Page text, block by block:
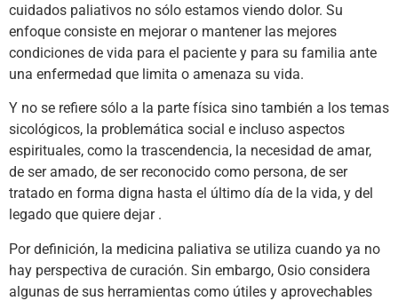
cuidados paliativos no sólo estamos viendo dolor. Su
enfoque consiste en mejorar o mantener las mejores
condiciones de vida para el paciente y para su familia ante
una enfermedad que limita o amenaza su vida.
Y no se refiere sólo a la parte física sino también a los temas
sicológicos, la problemática social e incluso aspectos
espirituales, como la trascendencia, la necesidad de amar,
de ser amado, de ser reconocido como persona, de ser
tratado en forma digna hasta el último día de la vida, y del
legado que quiere dejar .
Por definición, la medicina paliativa se utiliza cuando ya no
hay perspectiva de curación. Sin embargo, Osio considera
algunas de sus herramientas como útiles y aprovechables